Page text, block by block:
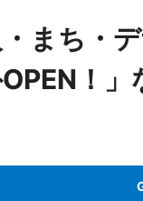
・まち
！」